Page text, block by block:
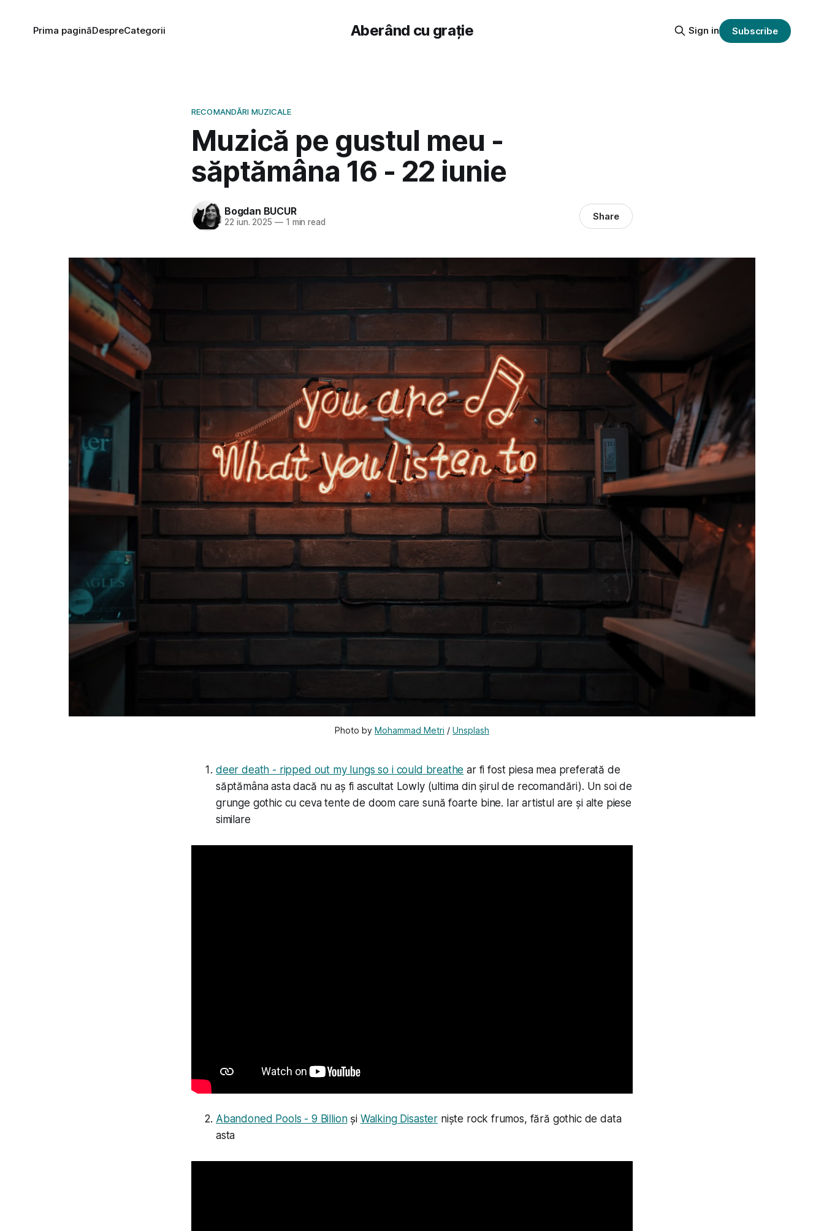
Aberând cu grație
Prima paginăDespreCategorii Sign in Subscribe
RECOMANDĂRI MUZICALE
Muzică pe gustul meu -
săptămâna 16 - 22 iunie
Bogdan BUCUR
22 iun. 2025 —1 min read Share
Photo by Mohammad Metri / Unsplash
deer death - ripped out my lungs so i could breathe ar fi fost piesa mea preferată de
săptămâna asta dacă nu aș fi ascultat Lowly (ultima din șirul de recomandări). Un soi de
grunge gothic cu ceva tente de doom care sună foarte bine. Iar artistul are și alte piese
similare
Abandoned Pools - 9 Billionși Walking Disaster niște rock frumos, fără gothic de data
asta